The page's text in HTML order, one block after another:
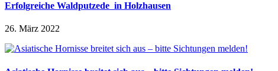
Erfolgreiche Waldputzede in Holzhausen
26. März 2022